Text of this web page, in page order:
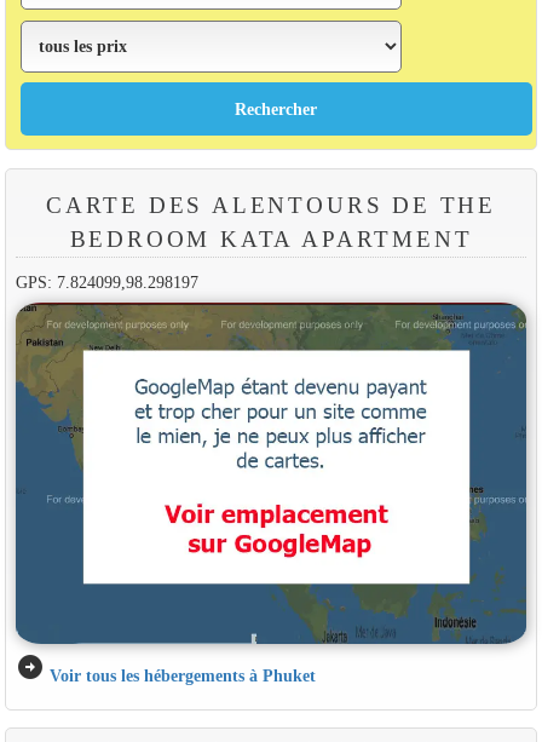
CARTE DES ALENTOURS DE THE
BEDROOM KATA APARTMENT
GPS: 7.824099,98.298197
arrow_circle_right Voir tous les hébergements à Phuket